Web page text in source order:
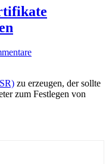
zu erzeugen, der sollte
zum Festlegen von